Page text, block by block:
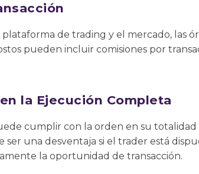
de trading y el mercado, las
pueden incluir comisiones por
la Ejecución Completa
cumplir con la orden en su
ser una desventaja si el trader está
la oportunidad de transacción.